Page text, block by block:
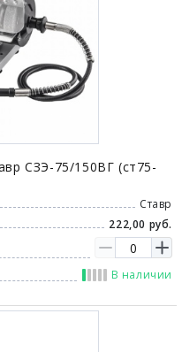
СЗЭ-75/150ВГ (ст75-
Ставр
222,00 руб.
В наличии